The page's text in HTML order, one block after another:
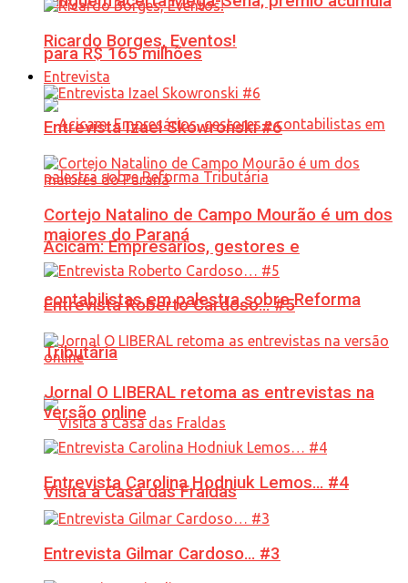
para R$ 165 milhões
Acicam: Empresários, gestores e
contabilistas em palestra sobre Reforma
Tributária
Visita à Casa das Fraldas
Ricardo Borges, Eventos!
Entrevista
Entrevista Izael Skowronski #6
Cortejo Natalino de Campo Mourão é um dos
maiores do Paraná
Entrevista Roberto Cardoso… #5
Jornal O LIBERAL retoma as entrevistas na
versão online
Entrevista Carolina Hodniuk Lemos… #4
Entrevista Gilmar Cardoso… #3